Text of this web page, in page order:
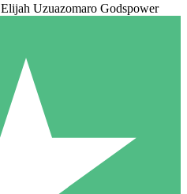
Elijah Uzuazomaro Godspower